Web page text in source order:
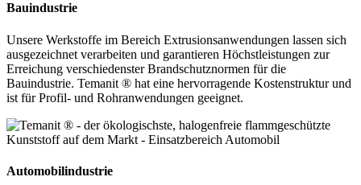
Bauindustrie
Unsere Werkstoffe im Bereich Extrusionsanwendungen lassen sich
ausgezeichnet verarbeiten und garantieren Höchstleistungen zur
Erreichung verschiedenster Brandschutznormen für die
Bauindustrie. Temanit ® hat eine hervorragende Kostenstruktur und
ist für Profil- und Rohranwendungen geeignet.
Automobilindustrie